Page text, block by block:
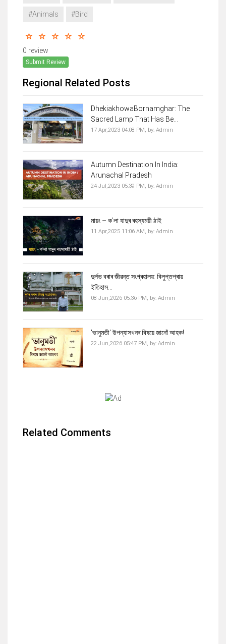
#Animals #Bird
0 review
Submit Review
Regional Related Posts
DhekiakhowaBornamghar: The
Sacred Lamp That Has Be...
17 Apr,2023 04:08 PM, by: Admin
Autumn Destination In India:
Arunachal Pradesh
24 Jul,2023 05:39 PM, by: Admin
মায়ং – ক’লা যাদুৰ ৰহস্যময়ী ঠাই
11 Apr,2025 11:06 AM, by: Admin
দুৰ্লভ বৰাৰ জীৱন্ত সংগ্ৰহালয়: বিলুপ্তপ্ৰায়
ইতিহাস...
08 Jun,2026 05:36 PM, by: Admin
'ভানুমতী' উপন্যাসখনৰ বিষয়ে জানোঁ আহক!
22 Jun,2026 05:47 PM, by: Admin
Related Comments